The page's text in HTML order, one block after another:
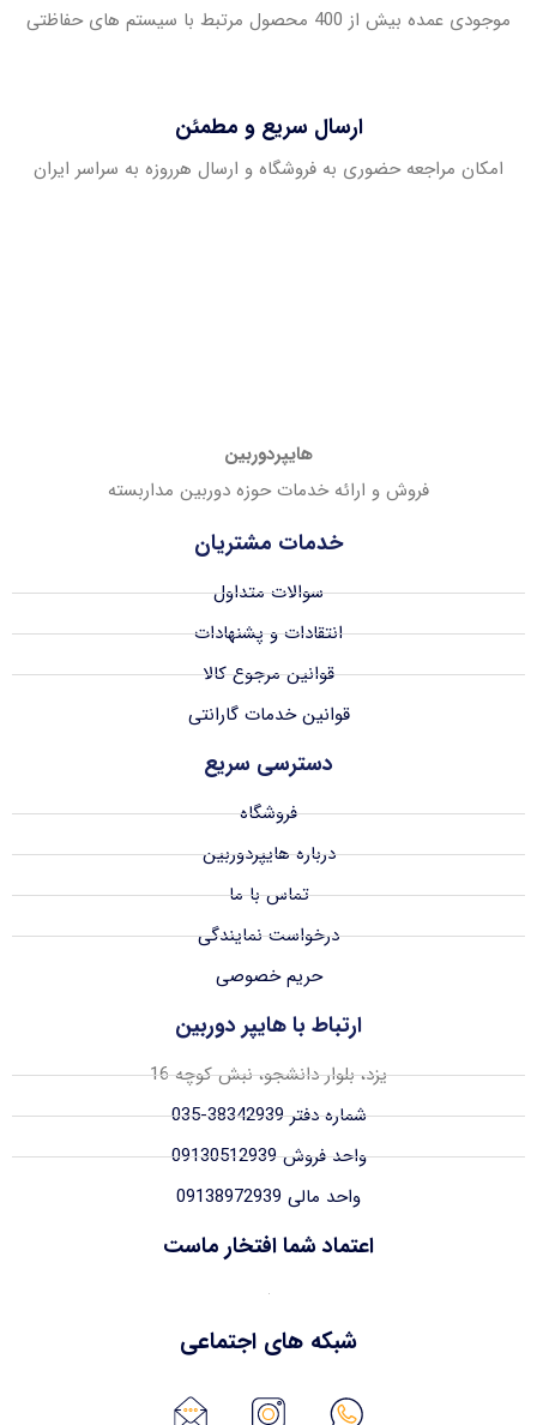
موجودی عمده بیش از 400 محصول مرتبط با سیستم های حفاظتی
ارسال سریع و مطمئن
امکان مراجعه حضوری به فروشگاه و ارسال هرروزه به سراسر ایران
هایپردوربین
فروش و ارائه خدمات حوزه دوربین مداربسته
خدمات مشتریان
سوالات متداول
انتقادات و پشنهادات
قوانین مرجوع کالا
قوانین خدمات گارانتی
دسترسی سریع
فروشگاه
درباره هایپردوربین
تماس با ما
درخواست نمایندگی
حریم خصوصی
ارتباط با هایپر دوربین
یزد، بلوار دانشجو، نبش کوچه 16
شماره دفتر 38342939-035
واحد فروش 09130512939
واحد مالی 09138972939
اعتماد شما افتخار ماست
شبکه های اجتماعی